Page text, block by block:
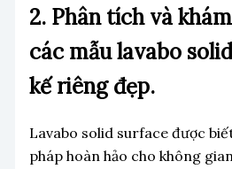
2. Phân tích và
các mẫu lavabo
kế riêng đẹp.
Lavabo solid surface được
pháp hoàn hảo cho không